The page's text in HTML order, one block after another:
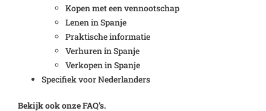
Kopen met een vennootschap
Lenen in Spanje
Praktische informatie
Verhuren in Spanje
Verkopen in Spanje
Specifiek voor Nederlanders
Bekijk ook onze FAQ’s.